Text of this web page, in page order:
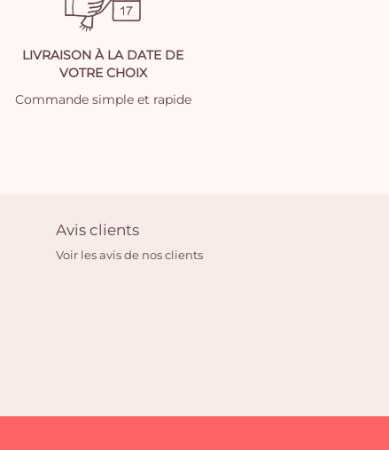
LIVRAISON À LA DATE DE
VOTRE CHOIX
Commande simple et rapide
Avis clients
Voir les avis de nos clients